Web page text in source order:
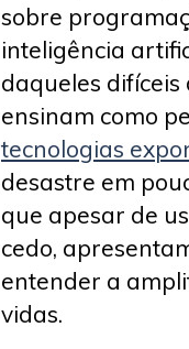
sobre
inteligência
daqueles difíceis
ensinam como
tecnologias
desastre em
que apesar de
cedo,
entender a
vidas.